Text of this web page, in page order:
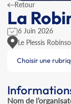
Retour
La
6 Juin 2026
Le Plessis
Choisir une
Nom de